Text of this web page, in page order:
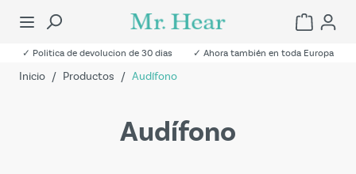
✓ Politica de devolucion de 30 dias ✓ Ahora también en toda Europa
Inicio / Productos / Audífono
Audífono